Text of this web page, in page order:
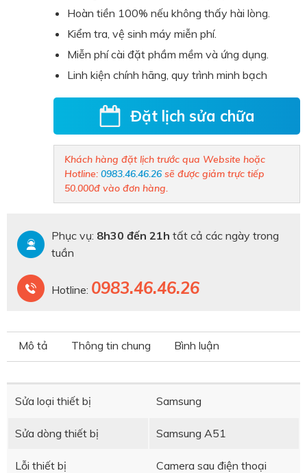
Hoàn tiền 100% nếu không thấy hài lòng.
Kiểm tra, vệ sinh máy miễn phí.
Miễn phí cài đặt phầm mềm và ứng dụng.
Linh kiện chính hãng, quy trình minh bạch
Đặt lịch sửa chữa
Khách hàng đặt lịch trước qua Website hoặc
Hotline: 0983.46.46.26 sẽ được giảm trực tiếp
50.000đ vào đơn hàng.
Phục vụ: 8h30 đến 21h tất cả các ngày trong
tuần
Hotline: 0983.46.46.26
Mô tả Thông tin chung Bình luận
Sửa loại thiết bị Samsung
Sửa dòng thiết bị Samsung A51
Lỗi thiết bị Camera sau điện thoại